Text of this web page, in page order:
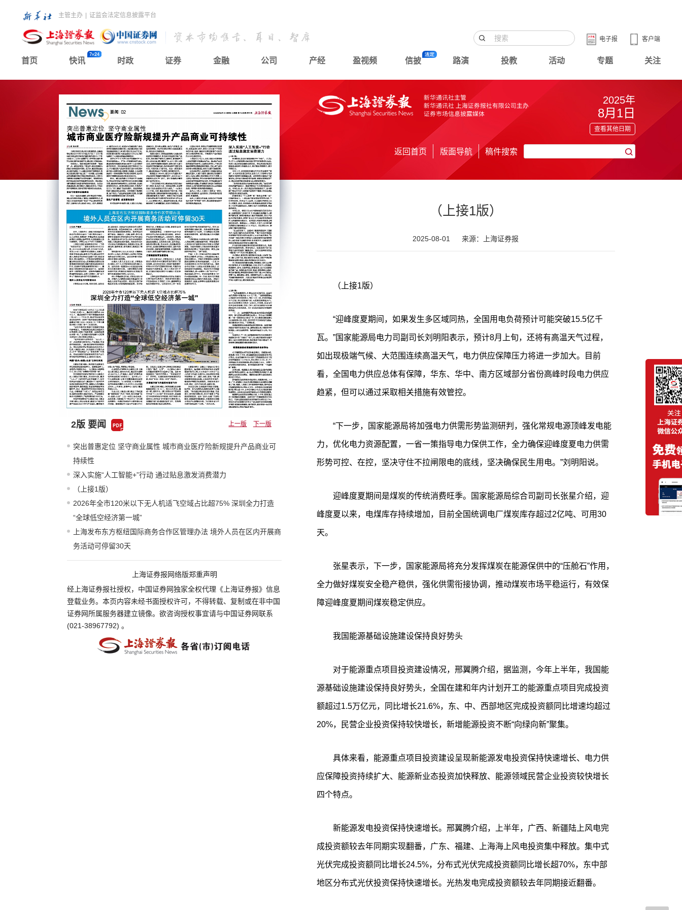
主管主办 证监会法定信息披露平台
客户端
电子报
首页 快讯 时政 证券 金融 公司 产经 盈视频 信披 路演 投教 活动 专题 关注
2版 要闻 上一版 下一版
突出普惠定位 坚守商业属性 城市商业医疗险新规提升产品商业可
持续性
深入实施“人工智能+”行动 通过贴息激发消费潜力
（上接1版）
2026年全市120米以下无人机适飞空域占比超75% 深圳全力打造
“全球低空经济第一城”
上海发布东方枢纽国际商务合作区管理办法 境外人员在区内开展商
务活动可停留30天
上海证券报网络版郑重声明
经上海证券报社授权，中国证券网独家全权代理《上海证券报》信息
登载业务。本页内容未经书面授权许可，不得转载、复制或在非中国
证券网所属服务器建立镜像。欲咨询授权事宜请与中国证券网联系
(021-38967792) 。
2025年
8月1日
查看其他日期
返回首页 版面导航 稿件搜索
（上接1版）
2025-08-01 来源：上海证券报
（上接1版）
“迎峰度夏期间，如果发生多区域同热，全国用电负荷预计可能突破15.5亿千
瓦。”国家能源局电力司副司长刘明阳表示，预计8月上旬，还将有高温天气过程，
如出现极端气候、大范围连续高温天气，电力供应保障压力将进一步加大。目前
看，全国电力供应总体有保障，华东、华中、南方区域部分省份高峰时段电力供应
趋紧，但可以通过采取相关措施有效管控。
“下一步，国家能源局将加强电力供需形势监测研判，强化常规电源顶峰发电能
力，优化电力资源配置，一省一策指导电力保供工作，全力确保迎峰度夏电力供需
形势可控、在控，坚决守住不拉闸限电的底线，坚决确保民生用电。”刘明阳说。
迎峰度夏期间是煤炭的传统消费旺季。国家能源局综合司副司长张星介绍，迎
峰度夏以来，电煤库存持续增加，目前全国统调电厂煤炭库存超过2亿吨、可用30
天。
张星表示，下一步，国家能源局将充分发挥煤炭在能源保供中的“压舱石”作用，
全力做好煤炭安全稳产稳供，强化供需衔接协调，推动煤炭市场平稳运行，有效保
障迎峰度夏期间煤炭稳定供应。
我国能源基础设施建设保持良好势头
对于能源重点项目投资建设情况，邢翼腾介绍，据监测，今年上半年，我国能
源基础设施建设保持良好势头，全国在建和年内计划开工的能源重点项目完成投资
额超过1.5万亿元，同比增长21.6%，东、中、西部地区完成投资额同比增速均超过
20%，民营企业投资保持较快增长，新增能源投资不断“向绿向新”聚集。
具体来看，能源重点项目投资建设呈现新能源发电投资保持快速增长、电力供
应保障投资持续扩大、能源新业态投资加快释放、能源领域民营企业投资较快增长
四个特点。
新能源发电投资保持快速增长。邢翼腾介绍，上半年，广西、新疆陆上风电完
成投资额较去年同期实现翻番，广东、福建、上海海上风电投资集中释放。集中式
光伏完成投资额同比增长24.5%，分布式光伏完成投资额同比增长超70%，东中部
地区分布式光伏投资保持快速增长。光热发电完成投资额较去年同期接近翻番。